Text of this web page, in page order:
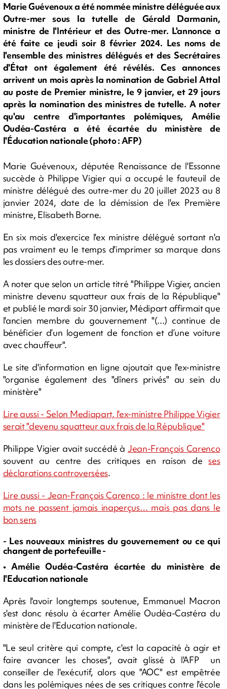
Marie Guévenoux a été nommée ministre déléguée aux
Outre-mer sous la tutelle de Gérald Darmanin,
ministre de l'Intérieur et des Outre-mer. L'annonce a
été faite ce jeudi soir 8 février 2024. Les noms de
l'ensemble des ministres délégués et des Secrétaires
d'État ont également été révélés. Ces annonces
arrivent un mois après la nomination de Gabriel Attal
au poste de Premier ministre, le 9 janvier, et 29 jours
après la nomination des ministres de tutelle. A noter
qu'au centre d'importantes polémiques, Amélie
Oudéa-Castéra a été écartée du ministère de
l'Éducation nationale (photo : AFP)
Marie Guévenoux, députée Renaissance de l'Essonne
succède à Philippe Vigier qui a occupé le fauteuil de
ministre délégué des outre-mer du 20 juillet 2023 au 8
janvier 2024, date de la démission de l'ex Première
ministre, Elisabeth Borne.
En six mois d'exercice l'ex ministre délégué sortant n'a
pas vraiment eu le temps d'imprimer sa marque dans
les dossiers des outre-mer.
A noter que selon un article titré "Philippe Vigier, ancien
ministre devenu squatteur aux frais de la République"
et publié le mardi soir 30 janvier, Médipart affirmait que
l'ancien membre du gouvernement "(...) continue de
bénéficier d’un logement de fonction et d’une voiture
avec chauffeur".
Le site d'information en ligne ajoutait que l'ex-ministre
"organise également des "dîners privés" au sein du
ministère"
Lire aussi - Selon Mediapart, l'ex-ministre Philippe Vigier
serait "devenu squatteur aux frais de la République"
Philippe Vigier avait succédé à Jean-François Carenco
souvent au centre des critiques en raison deses
déclarations controversées.
Lire aussi - Jean-François Carenco : le ministre dont les
mots ne passent jamais inaperçus… mais pas dans le
bon sens
- Les nouveaux ministres du gouvernement ou ce qui
changent de portefeuille -
• Amélie Oudéa-Castéra écartée du ministère de
l'Education nationale
Après l'avoir longtemps soutenue, Emmanuel Macron
s'est donc résolu à écarter Amélie Oudéa-Castéra du
ministère de l'Education nationale.
"Le seul critère qui compte, c'est la capacité à agir et
faire avancer les choses", avait glissé à l'AFP un
conseiller de l'exécutif, alors que "AOC" est empêtrée
dans les polémiques nées de ses critiques contre l'école